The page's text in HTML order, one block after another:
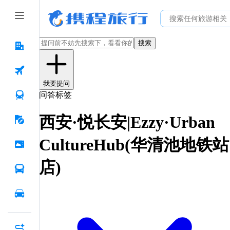
搜索
我要提问
问答标签
西安·悦长安|Ezzy·Urban
CultureHub(华清池地铁站
店)